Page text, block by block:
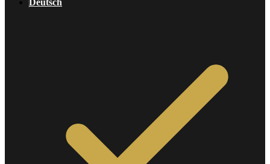
Deutsch